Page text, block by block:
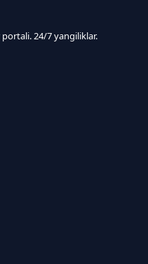
24/7 yangiliklar.